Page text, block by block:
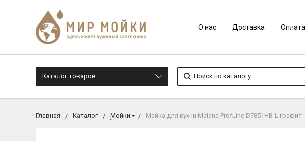
О нас Доставка Оплата
Каталог товаров
Главная Каталог Мойки Мойка для кухни Melana ProfLine D7851HB-L графит